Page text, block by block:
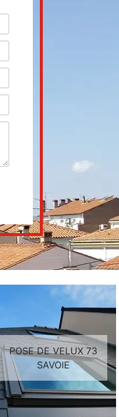
POSE DE VELUX 73
SAVOIE